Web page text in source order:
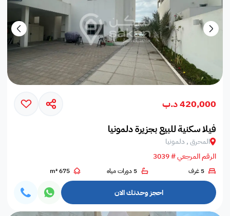
420,000 د.ب
فيلا سكنية للبيع بجزيرة دلمونيا
المحرق , دلمونيا
الرقم المرجعي # 3039
5 غرف 5 دورات مياه 675 m²
احجز وحدتك الان